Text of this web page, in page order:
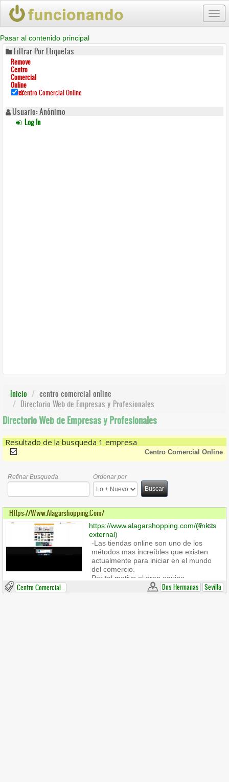
Pasar al contenido principal
Filtrar Por Etiquetas
Remove
Centro
Comercial
Online
FilterCentro Comercial Online
Usuario: Anónimo
Log In
Inicio
centro comercial online
Directorio Web de Empresas y Profesionales
Directorio Web de Empresas y Profesionales
Resultado de la busqueda 1 empresa
(-) Centro Comercial Online
Refinar Busqueda
Ordenar por
Buscar
Https://www.alagarshopping.com/
https://www.alagarshopping.com/(link is
external)
-Las tiendas online son uno de los
métodos mas increíbles que existen
actualmente para iniciar en el mundo
del comercio.
Por tal motivo el gran equipo
alaggarshopping ofrece una gran
cantidad de productos que pueden
Dos Hermanas Sevilla
Centro Comercial ..